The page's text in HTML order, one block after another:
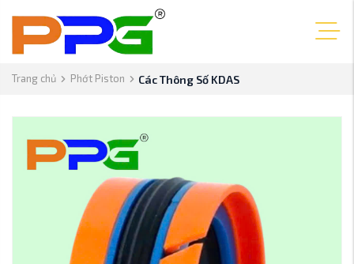
Trang chủ Phớt Piston Các Thông Số KDAS